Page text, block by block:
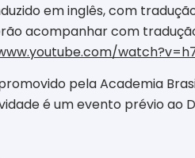
em inglês, com
acompanhar com
pela Academia
é um evento prévio ao